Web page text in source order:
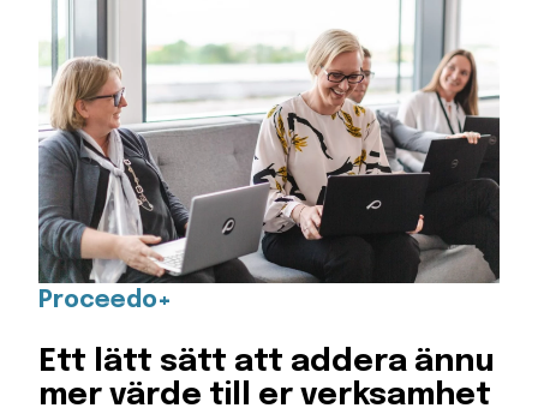
Proceedo+
Ett lätt sätt att addera ännu
mer värde till er verksamhet